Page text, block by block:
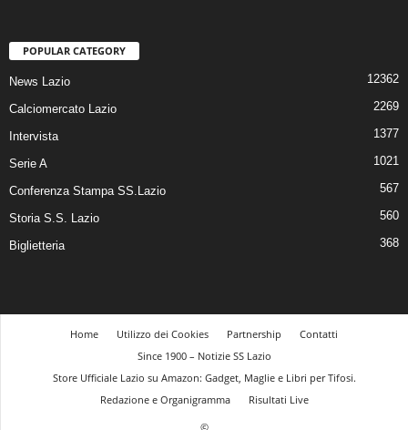
POPULAR CATEGORY
News Lazio 12362
Calciomercato Lazio 2269
Intervista 1377
Serie A 1021
Conferenza Stampa SS.Lazio 567
Storia S.S. Lazio 560
Biglietteria 368
Home Utilizzo dei Cookies Partnership
Contatti
Since 1900 – Notizie SS Lazio
Store Ufficiale Lazio su Amazon: Gadget, Maglie e Libri per Tifosi.
Redazione e Organigramma
Risultati Live
©